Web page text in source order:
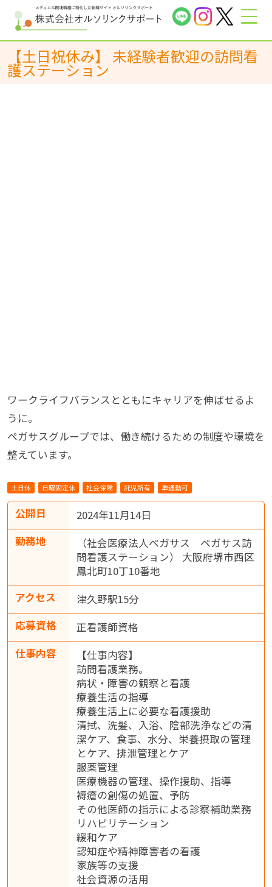
【土日祝休み】 未経験者歓迎の訪問看
護ステーション
ワークライフバランスとともにキャリアを伸ばせるよ
うに。
ペガサスグループでは、働き続けるための制度や環境を
整えています。
土日休 日曜固定休 社会保険 託児所有 車通勤可
公開日
2024年11月14日
勤務地
（社会医療法人ペガサス ペガサス訪
問看護ステーション） 大阪府堺市西区
鳳北町10丁10番地
アクセス
津久野駅15分
応募資格
正看護師資格
仕事内容
【仕事内容】
訪問看護業務。
病状・障害の観察と看護
療養生活の指導
療養生活上に必要な看護援助
清拭、洗髪、入浴、陰部洗浄などの清
潔ケア、食事、水分、栄養摂取の管理
とケア、排泄管理とケア
服薬管理
医療機器の管理、操作援助、指導
褥瘡の創傷の処置、予防
その他医師の指示による診察補助業務
リハビリテーション
緩和ケア
認知症や精神障害者の看護
家族等の支援
社会資源の活用